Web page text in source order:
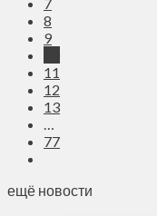
7
8
9
11
12
13
…
77
ещё новости